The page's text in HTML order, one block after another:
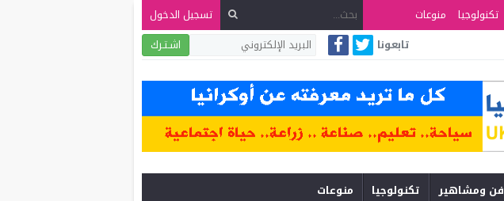
تكنولوجيا منوعات
تسجيل الدخول
اشـتـرك تابعونا
فن ومشاهير تكنولوجيا منوعات